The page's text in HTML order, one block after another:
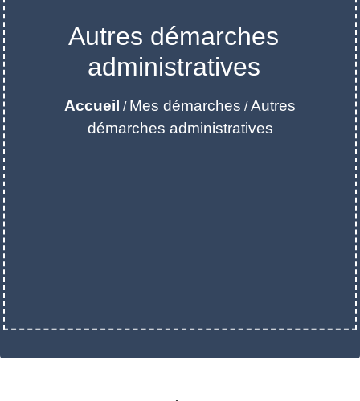
Autres démarches
administratives
Accueil / Mes démarches /Autres
démarches administratives